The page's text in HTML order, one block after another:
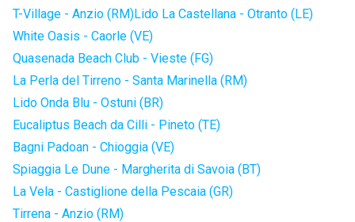
T-Village - Anzio (RM)Lido La Castellana - Otranto (LE)
White Oasis - Caorle (VE)
Quasenada Beach Club - Vieste (FG)
La Perla del Tirreno - Santa Marinella (RM)
Lido Onda Blu - Ostuni (BR)
Eucaliptus Beach da Cilli - Pineto (TE)
Bagni Padoan - Chioggia (VE)
Spiaggia Le Dune - Margherita di Savoia (BT)
La Vela - Castiglione della Pescaia (GR)
Tirrena - Anzio (RM)